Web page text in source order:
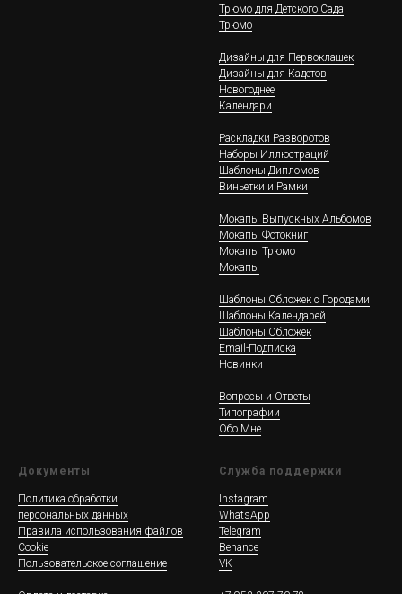
Трюмо для Детского Сада
Трюмо
Дизайны для Первоклашек
Дизайны для Кадетов
Новогоднее
Календари
Раскладки Разворотов
Наборы Иллюстраций
Шаблоны Дипломов
Виньетки и Рамки
Мокапы Выпускных Альбомов
Мокапы Фотокниг
Мокапы Трюмо
Мокапы
Шаблоны Обложек c Городами
Шаблоны Календарей
Шаблоны Обложек
Email-Подписка
Новинки
Вопросы и Ответы
Типографии
Обо Мне
Документы
Политика обработки
персональных данных
Правила использования файлов
Cookie
Пользовательское соглашение
Служба поддержки
Instagram
WhatsApp
Telegram
Behance
VK